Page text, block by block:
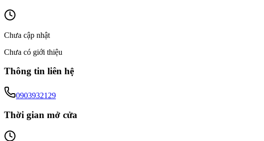
Chưa cập nhật
Chưa có giới thiệu
Thông tin liên hệ
0903932129
Thời gian mở cửa